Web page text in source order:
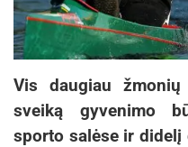
Vis daugiau
sveiką gyvenimo
sporto salėse ir